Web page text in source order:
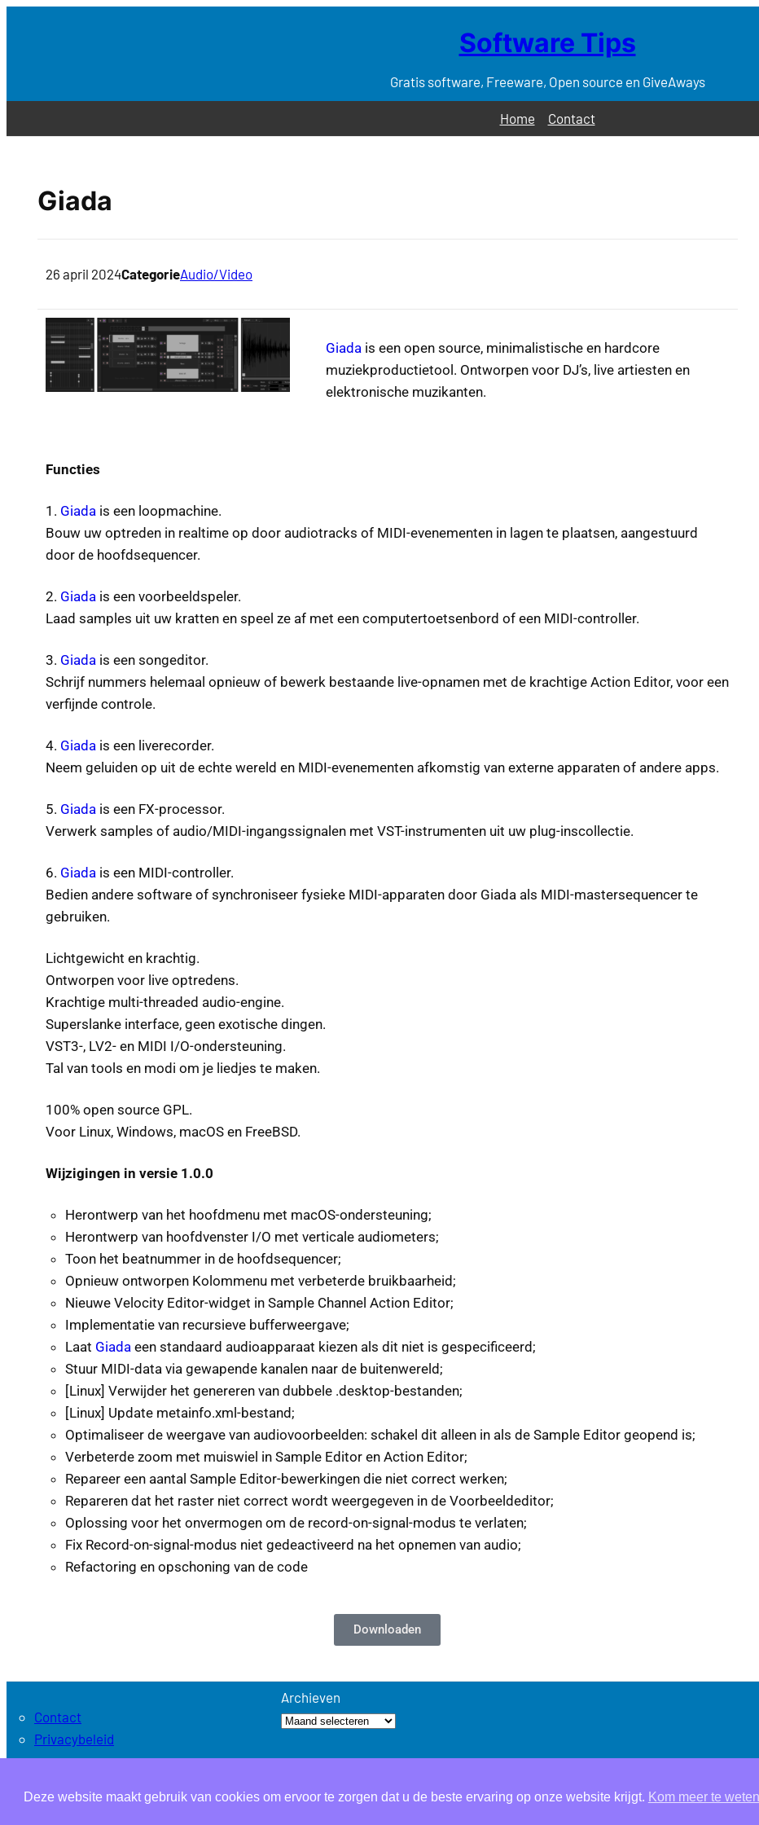
Software Tips
Gratis software, Freeware, Open source en GiveAways
Home Contact
Giada
26 april 2024CategorieAudio/Video
Giadais een open source, minimalistische en hardcore
muziekproductietool. Ontworpen voor DJ’s, live artiesten en
elektronische muzikanten.
Functies
1. Giada is een loopmachine.
Bouw uw optreden in realtime op door audiotracks of MIDI-evenementen in lagen te plaatsen, aangestuurd
door de hoofdsequencer.
2. Giada is een voorbeeldspeler.
Laad samples uit uw kratten en speel ze af met een computertoetsenbord of een MIDI-controller.
3. Giada is een songeditor.
Schrijf nummers helemaal opnieuw of bewerk bestaande live-opnamen met de krachtige Action Editor, voor een
verfijnde controle.
4. Giada is een liverecorder.
Neem geluiden op uit de echte wereld en MIDI-evenementen afkomstig van externe apparaten of andere apps.
5. Giada is een FX-processor.
Verwerk samples of audio/MIDI-ingangssignalen met VST-instrumenten uit uw plug-inscollectie.
6. Giada is een MIDI-controller.
Bedien andere software of synchroniseer fysieke MIDI-apparaten door Giada als MIDI-mastersequencer te
gebruiken.
Lichtgewicht en krachtig.
Ontworpen voor live optredens.
Krachtige multi-threaded audio-engine.
Superslanke interface, geen exotische dingen.
VST3-, LV2- en MIDI I/O-ondersteuning.
Tal van tools en modi om je liedjes te maken.
100% open source GPL.
Voor Linux, Windows, macOS en FreeBSD.
Wijzigingen in versie 1.0.0
Herontwerp van het hoofdmenu met macOS-ondersteuning;
Herontwerp van hoofdvenster I/O met verticale audiometers;
Toon het beatnummer in de hoofdsequencer;
Opnieuw ontworpen Kolommenu met verbeterde bruikbaarheid;
Nieuwe Velocity Editor-widget in Sample Channel Action Editor;
Implementatie van recursieve bufferweergave;
Laat Giada een standaard audioapparaat kiezen als dit niet is gespecificeerd;
Stuur MIDI-data via gewapende kanalen naar de buitenwereld;
[Linux] Verwijder het genereren van dubbele .desktop-bestanden;
[Linux] Update metainfo.xml-bestand;
Optimaliseer de weergave van audiovoorbeelden: schakel dit alleen in als de Sample Editor geopend is;
Verbeterde zoom met muiswiel in Sample Editor en Action Editor;
Repareer een aantal Sample Editor-bewerkingen die niet correct werken;
Repareren dat het raster niet correct wordt weergegeven in de Voorbeeldeditor;
Oplossing voor het onvermogen om de record-on-signal-modus te verlaten;
Fix Record-on-signal-modus niet gedeactiveerd na het opnemen van audio;
Refactoring en opschoning van de code
Downloaden
Contact
Privacybeleid
Archieven
© 2019Software Tips
Deze website maakt gebruik van cookies om ervoor te zorgen dat u de beste ervaring op onze website krijgt. Kom meer te weten